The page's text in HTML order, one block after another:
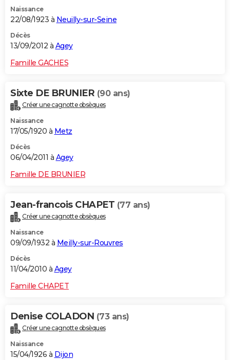
Naissance
22/08/1923 à Neuilly-sur-Seine
Décès
13/09/2012 à Agey
Famille GACHES
Sixte DE BRUNIER (90 ans)
Créer une cagnotte obsèques
Naissance
17/05/1920 à Metz
Décès
06/04/2011 à Agey
Famille DE BRUNIER
Jean-francois CHAPET (77 ans)
Créer une cagnotte obsèques
Naissance
09/09/1932 à Meilly-sur-Rouvres
Décès
11/04/2010 à Agey
Famille CHAPET
Denise COLADON (73 ans)
Créer une cagnotte obsèques
Naissance
15/04/1926 à Dijon